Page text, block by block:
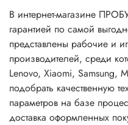
В интернет-магазине
гарантией по самой
представлены рабочие и
производителей, среди
Lenovo, Xiaomi, Samsung,
подобрать качественную
параметров на базе
доставка оформленных